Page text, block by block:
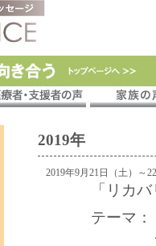
2019年
2019年9月21日（土）～
「リカ
テーマ
～ピ